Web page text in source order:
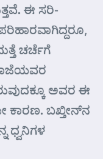
ಈ ಸರಿ-
ಚರ್ಚೆಗೆ
ಅವರ ಈ
ಕಾರಣ. ಬಖ್ತೀನ್‍ನ
ಧ್ವನಿಗಳ